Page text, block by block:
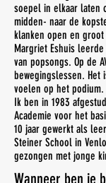
soepel in elkaar laten
midden- naar de
klanken open en
Margriet Eshuis
van popsongs. Op de
bewegingslessen.
voelen op het podium.
Ik ben in 1983
Academie voor het
10 jaar gewerkt als
Steiner School in
gezongen met jonge
Wanneer ben je